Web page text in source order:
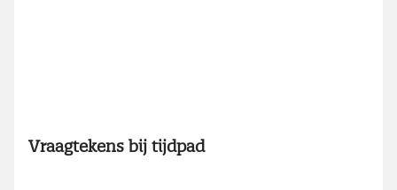
Vraagtekens bij tijdpad